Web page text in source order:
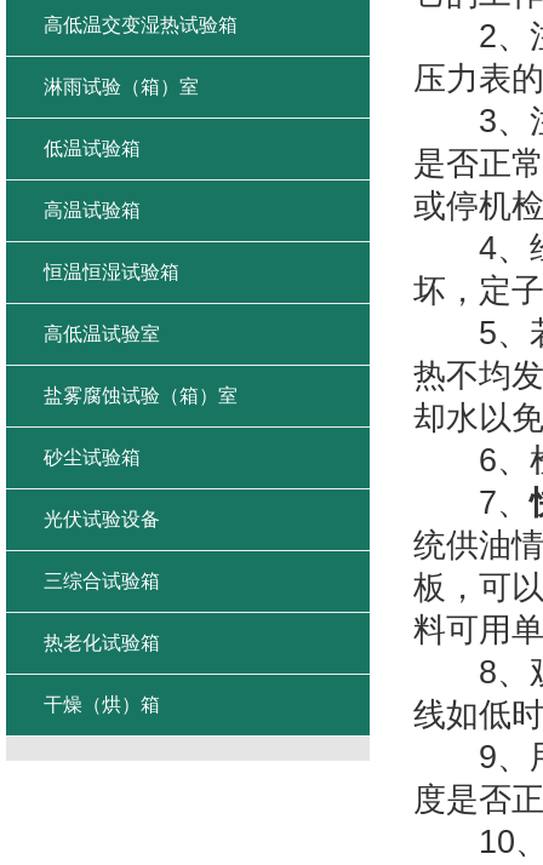
2、注
压力表
3、注
是否正
或停机
4、经
坏，定
5、若
热不均
却水以
6、检
7、
统供油
板，可
料可用
8、观
线如低
9、用
度是否
10、
高低温交变湿热试验箱
淋雨试验（箱）室
低温试验箱
高温试验箱
恒温恒湿试验箱
高低温试验室
盐雾腐蚀试验（箱）室
砂尘试验箱
光伏试验设备
三综合试验箱
热老化试验箱
干燥（烘）箱